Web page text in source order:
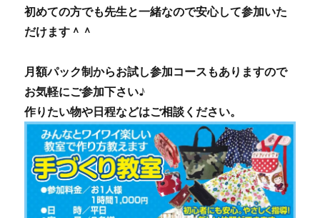
初めての方でも先生と一緒なので安心して参加いた
だけます＾＾
月額パック制からお試し参加コースもありますので
お気軽にご参加下さい♪
作りたい物や日程などはご相談ください。